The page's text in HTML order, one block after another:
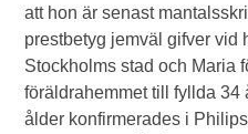
att hon är senast
prestbetyg jemväl gifver vid
Stockholms stad och Maria
föräldrahemmet till fyllda 34
ålder konfirmerades i